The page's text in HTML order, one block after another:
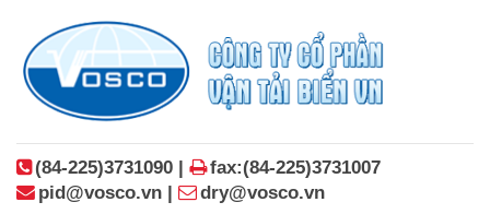
(84-225)3731090 |
fax:(84-225)3731007
pid@vosco.vn |
dry@vosco.vn